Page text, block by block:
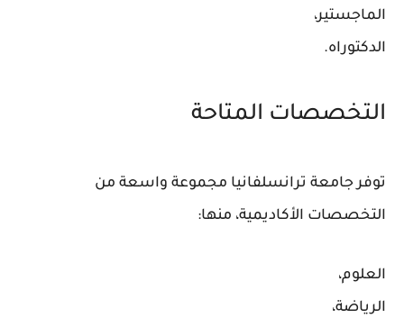
الماجستير،
الدكتوراه.
التخصصات المتاحة
توفر جامعة ترانسلفانيا مجموعة واسعة من
التخصصات الأكاديمية، منها:
العلوم،
الرياضة،